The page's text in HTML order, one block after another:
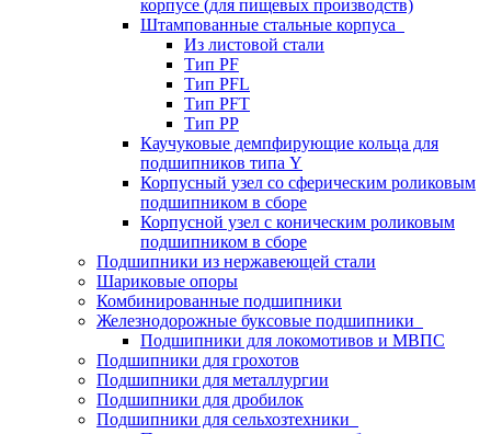
корпусе (для пищевых производств)
Штампованные стальные корпуса
Из листовой стали
Тип PF
Тип PFL
Тип PFT
Тип PP
Каучуковые демпфирующие кольца для
подшипников типа Y
Корпусный узел со сферическим роликовым
подшипником в сборе
Корпусной узел с коническим роликовым
подшипником в сборе
Подшипники из нержавеющей стали
Шариковые опоры
Комбинированные подшипники
Железнодорожные буксовые подшипники
Подшипники для локомотивов и МВПС
Подшипники для грохотов
Подшипники для металлургии
Подшипники для дробилок
Подшипники для сельхозтехники